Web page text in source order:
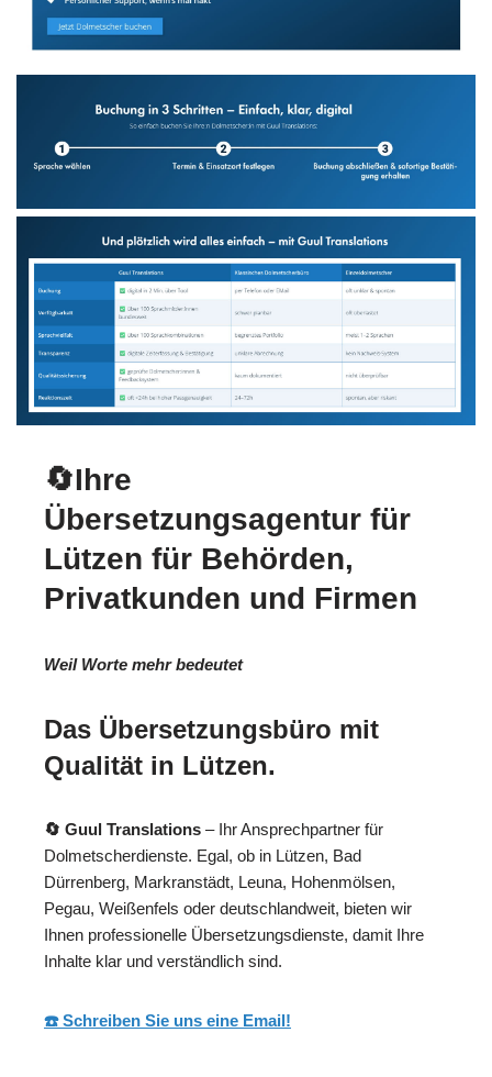
🔄Ihre
Übersetzungsagentur für
Lützen für Behörden,
Privatkunden und Firmen
Weil Worte mehr bedeutet
Das Übersetzungsbüro mit
Qualität in Lützen.
🔄 Guul Translations – Ihr Ansprechpartner für
Dolmetscherdienste. Egal, ob in Lützen, Bad
Dürrenberg, Markranstädt, Leuna, Hohenmölsen,
Pegau, Weißenfels oder deutschlandweit, bieten wir
Ihnen professionelle Übersetzungsdienste, damit Ihre
Inhalte klar und verständlich sind.
☎️ Schreiben Sie uns eine Email!